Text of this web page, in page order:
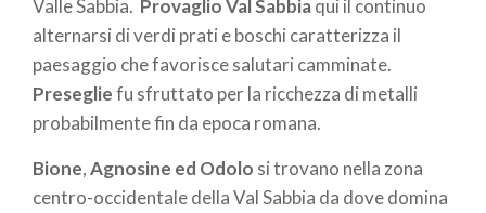
Valle Sabbia. Provaglio Val Sabbiaqui il continuo
alternarsi di verdi prati e boschi caratterizza il
paesaggio che favorisce salutari camminate.
Presegliefu sfruttato per la ricchezza di metalli
probabilmente fin da epoca romana.
Bione,Agnosine ed Odolo si trovano nella zona
centro-occidentale della Val Sabbia da dove domina